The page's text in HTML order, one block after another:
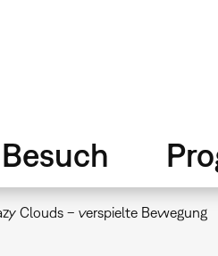
Besuch
Clouds – verspielte Bewegung